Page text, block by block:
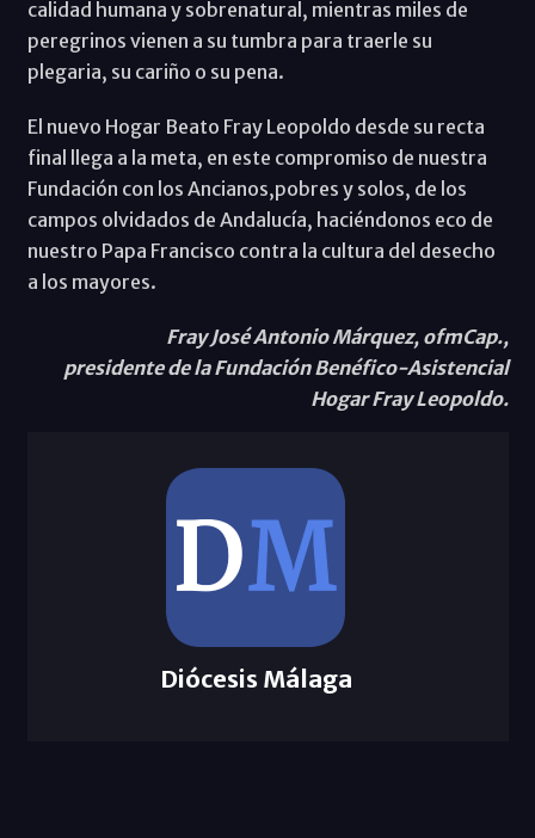
calidad humana y sobrenatural, mientras miles de
peregrinos vienen a su tumbra para traerle su
plegaria, su cariño o su pena.
El nuevo Hogar Beato Fray Leopoldo desde su recta
final llega a la meta, en este compromiso de nuestra
Fundación con los Ancianos,pobres y solos, de los
campos olvidados de Andalucía, haciéndonos eco de
nuestro Papa Francisco contra la cultura del desecho
a los mayores.
Fray José Antonio Márquez, ofmCap.,
presidente de la Fundación Benéfico-Asistencial
Hogar Fray Leopoldo.
Diócesis Málaga